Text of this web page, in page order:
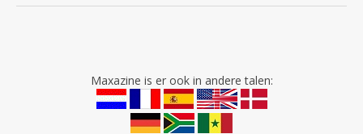
Maxazine is er ook in andere talen: